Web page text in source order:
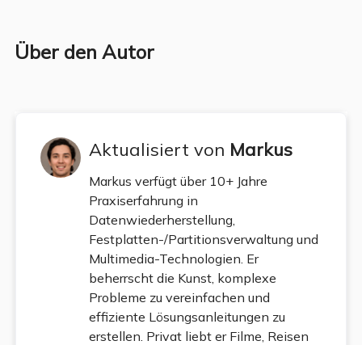
Über den Autor
Aktualisiert von Markus
Markus verfügt über 10+ Jahre
Praxiserfahrung in
Datenwiederherstellung,
Festplatten-/Partitionsverwaltung und
Multimedia-Technologien. Er
beherrscht die Kunst, komplexe
Probleme zu vereinfachen und
effiziente Lösungsanleitungen zu
erstellen. Privat liebt er Filme, Reisen